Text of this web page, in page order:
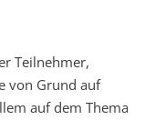
Teilnehmer,
von Grund auf
auf dem Thema